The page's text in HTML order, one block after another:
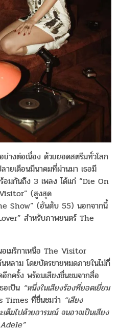
ย่างต่อเนื่อง ด้วยยอดสตรีมทั่วโลก
ายเดือนมีนาคมที่ผ่านมา เธอมี
มกันถึง 3 เพลง ได้แก่ “Die On
(สูงสุด
Show” (อันดับ 55) นอกจากนี้
สำหรับภาพยนตร์ The
อเมริกาเหนือ The Visitor
หลาม โดยบัตรขายหมดภายในไม่กี่
กครั้ง พร้อมเสียงชื่นชมจากสื่อ
อเป็น “หนึ่งในเสียงร้องที่ยอดเยี่ยม
ที่ชื่นชมว่า “เสียง
ต็มไปด้วยอารมณ์ จนอาจเป็นเสียง
Adele”